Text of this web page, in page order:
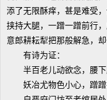
添了无限酥痒，甚是难受
挟持大腿，一蹭一蹭前行
意郎耕耘犁把那般解急，
有诗为证：
半百老儿动欲念，腰下
妖冶尤物色小心，蹭蹭